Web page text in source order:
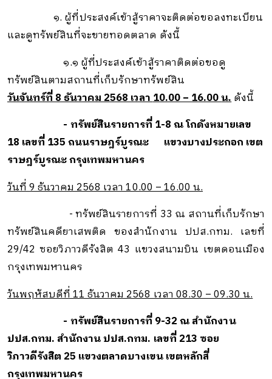
๑. ผู้ที่ประสงค์เข้าสู้ราคาจะติดต่อขอลงทะเบียน
และดูทรัพย์สินที่จะขายทอดตลาด ดังนี้
๑.๑ ผู้ที่ประสงค์เข้าสู้ราคาติดต่อขอดู
ทรัพย์สินตามสถานที่เก็บรักษาทรัพย์สิน
วันจันทร์ที่ 8 ธันวาคม 2568 เวลา10.00 – 16.00น.ดังนี้
- ทรัพย์สินรายการที่ 1-8 ณโกดังหมายเลข
18 เลขที่ 135 ถนนราษฎร์บูรณะ แขวงบางประกอก เขต
ราษฎร์บูรณะ กรุงเทพมหานคร
วันที่ 9 ธันวาคม 2568 เวลา 10.00 – 16.00 น.
- ทรัพย์สินรายการที่ 33 ณ สถานที่เก็บรักษา
ทรัพย์สินคดียาเสพติด ของสำนักงาน ปปส.กทม. เลขที่
29/42 ซอยวิภาวดีรังสิต 43 แขวงสนามบิน เขตดอนเมือง
กรุงเทพมหานคร
วันพฤหัสบดีที่ 11 ธันวาคม 2568 เวลา 08.30 – 09.30 น.
- ทรัพย์สินรายการที่ 9-32 ณ สำนักงาน
ปปส.กทม.สำนักงาน ปปส.กทม. เลขที่ 213 ซอย
วิภาวดีรังสิต 25 แขวงตลาดบางเขน เขตหลักสี่
กรุงเทพมหานคร